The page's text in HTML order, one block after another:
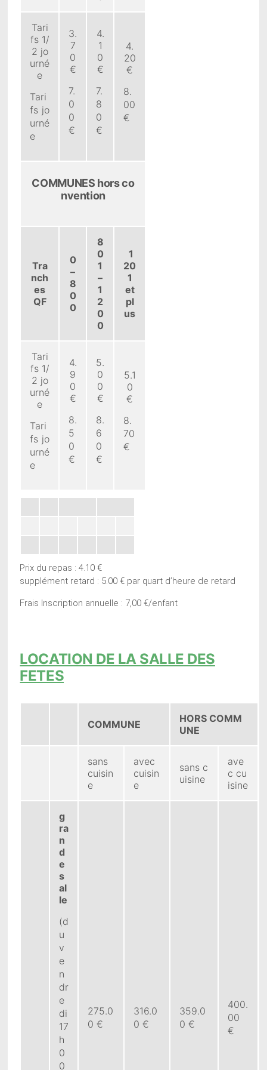
Tari
fs 1/
2 jo
urné
e
Tari
fs jo
urné
e
3.
7
0
€
7.
0
0
€
4.
1
0
€
7.
8
0
€
4.
20
€
8.
00
€
COMMUNES hors co
nvention
Tra
nch
es
QF
0
–
8
0
0
8
0
1
–
1
2
0
0
1
20
1
et
pl
us
Tari
fs 1/
2 jo
urné
e
Tari
fs jo
urné
e
4.
9
0
€
8.
5
0
€
5.
0
0
€
8.
6
0
€
5.1
0
€
8.
70
€
Prix du repas : 4.10 €
supplément retard : 5.00 € par quart d’heure de retard
Frais Inscription annuelle : 7,00 €/enfant
LOCATION DE LA SALLE DES
FETES
COMMUNE
HORS COMM
UNE
sans
cuisin
e
avec
cuisin
e
sans c
uisine
ave
c cu
isine
g
ra
n
d
e
s
al
le
(d
u
v
e
n
dr
e
di
17
h
0
0
275.0
0 €
316.0
0 €
359.0
0 €
400.
00
€